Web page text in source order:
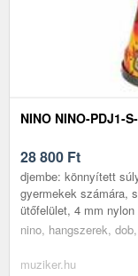
NINO NINO-PDJ1-
28 800 Ft
djembe: könnyített
gyermekek számára,
ütőfelület, 4 mm
nino, hangszerek,
muziker.hu